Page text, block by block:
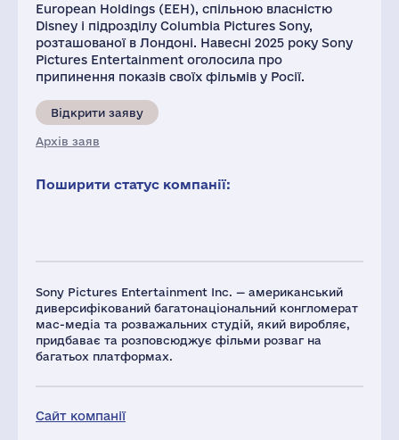
Sony Pictures Entertainment Inc. — американський
диверсифікований багатонаціональний конгломерат
мас-медіа та розважальних студій, який виробляє,
придбаває та розповсюджує фільми розваг на
багатьох платформах.
Сайт компанії
European Holdings (EEH), спільною власністю
Disney і підрозділу Columbia Pictures Sony,
розташованої в Лондоні. Навесні 2025 року Sony
Pictures Entertainment оголосила про
припинення показів своїх фільмів у Росії.
Відкрити заяву
Архів заяв
Поширити статус компанії: